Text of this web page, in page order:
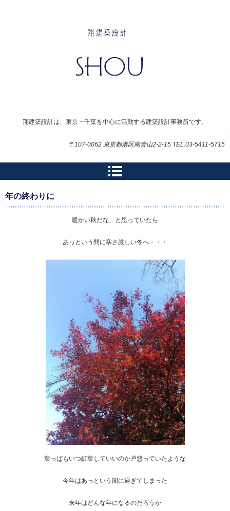
翔建築設計は、東京・千葉を中心に活動する建築設計事務所です。
〒107-0062 東京都港区南青山2-2-15 TEL.03-5411-5715
年の終わりに
暖かい秋だな、と思っていたら
あっという間に寒さ厳しい冬へ・・・
葉っぱもいつ紅葉していいのか戸惑っていたような
今年はあっという間に過ぎてしまった
来年はどんな年になるのだろうか